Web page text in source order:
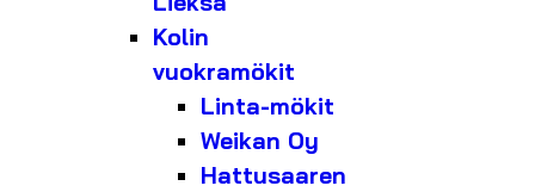
Kolin
vuokramökit
Linta-mökit
Weikan Oy
Hattusaaren